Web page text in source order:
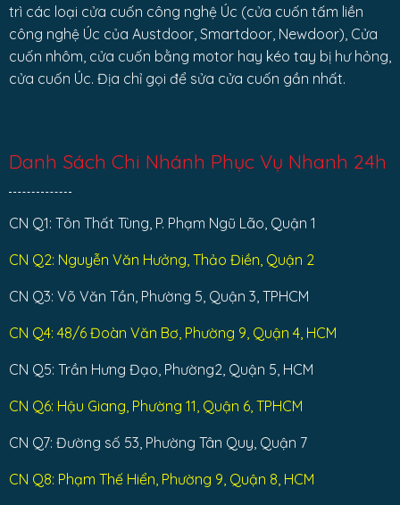
trì các loại cửa cuốn công nghệ Úc (cửa cuốn tấm liền
công nghệ Úc của Austdoor, Smartdoor, Newdoor), Cửa
cuốn nhôm, cửa cuốn bằng motor hay kéo tay bị hư hỏng,
cửa cuốn Úc. Địa chỉ gọi để sửa cửa cuốn gần nhất.
Danh Sách Chi Nhánh Phục Vụ Nhanh 24h
CN Q1: Tôn Thất Tùng, P. Phạm Ngũ Lão, Quận 1
CN Q2: Nguyễn Văn Hưởng, Thảo Điền, Quận 2
CN Q3: Võ Văn Tần, Phường 5, Quận 3, TPHCM
CN Q4: 48/6 Đoàn Văn Bơ, Phường 9, Quận 4, HCM
CN Q5: Trần Hưng Đạo, Phường2, Quận 5, HCM
CN Q6: Hậu Giang, Phường 11, Quận 6, TPHCM
CN Q7: Đường số 53, Phường Tân Quy, Quận 7
CN Q8: Phạm Thế Hiển, Phường 9, Quận 8, HCM